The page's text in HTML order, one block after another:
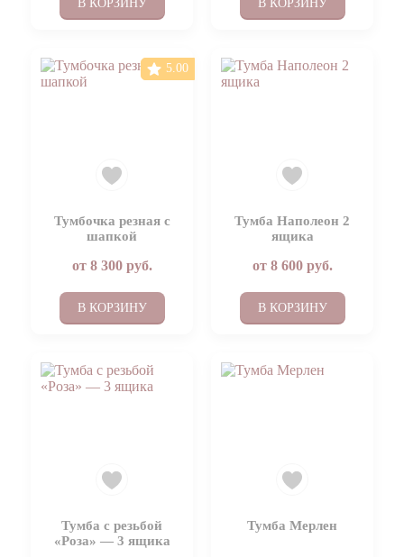
В КОРЗИНУ В КОРЗИНУ
Тумбочка резная с
шапкой
от 8 300руб.
В КОРЗИНУ
5.00
Тумба Наполеон 2
ящика
от 8 600руб.
В КОРЗИНУ
Тумба с резьбой
«Роза» — 3 ящика
Тумба Мерлен